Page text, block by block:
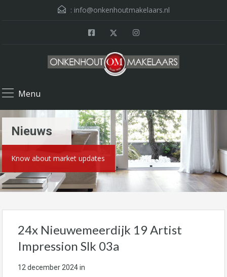
: info@onkenhoutmakelaars.nl
Menu
Nieuws
Know about market updates
24x Nieuwemeerdijk 19 Artist
Impression Slk 03a
12 december 2024in